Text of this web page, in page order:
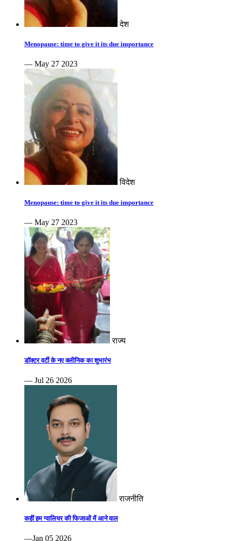
देश
Menopause: time to give it its due importance
— May 27 2023
विदेश
Menopause: time to give it its due importance
— May 27 2023
राज्य
डॉक्टर वर्टी के नए क्लीनिक का शुभारंभ
— Jul 26 2026
राजनीति
कहीं हम ग्वालियर की फिजाओं में आने वाल
—Jan 05 2026